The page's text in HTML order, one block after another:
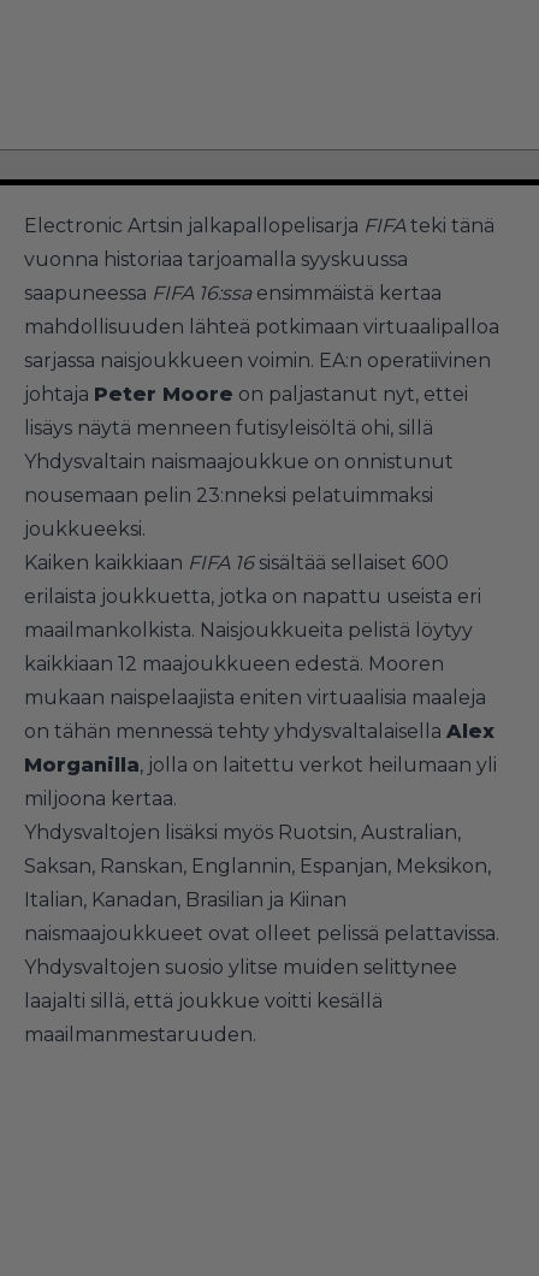
Electronic Artsin jalkapallopelisarja FIFA teki tänä
vuonna historiaa tarjoamalla syyskuussa
saapuneessa FIFA 16:ssaensimmäistä kertaa
mahdollisuuden lähteä potkimaan virtuaalipalloa
sarjassa naisjoukkueen voimin. EA:n operatiivinen
johtaja Peter Moore on paljastanut nyt, ettei
lisäys näytä menneen futisyleisöltä ohi, sillä
Yhdysvaltain naismaajoukkue on onnistunut
nousemaan pelin 23:nneksi pelatuimmaksi
joukkueeksi.
Kaiken kaikkiaan FIFA 16sisältää sellaiset 600
erilaista joukkuetta, jotka on napattu useista eri
maailmankolkista. Naisjoukkueita pelistä löytyy
kaikkiaan 12 maajoukkueen edestä. Mooren
mukaan naispelaajista eniten virtuaalisia maaleja
on tähän mennessä tehty yhdysvaltalaisella Alex
Morganilla, jolla on laitettu verkot heilumaan yli
miljoona kertaa.
Yhdysvaltojen lisäksi myös Ruotsin, Australian,
Saksan, Ranskan, Englannin, Espanjan, Meksikon,
Italian, Kanadan, Brasilian ja Kiinan
naismaajoukkueet ovat olleet pelissä pelattavissa.
Yhdysvaltojen suosio ylitse muiden selittynee
laajalti sillä, että joukkue voitti kesällä
maailmanmestaruuden.